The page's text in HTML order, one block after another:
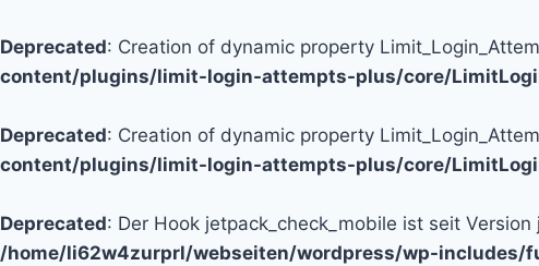
Deprecated: Creation of dynamic property
content/plugins/limit-login-attempts-plus/core/
Deprecated: Creation of dynamic property
content/plugins/limit-login-attempts-plus/core/
Deprecated: Der Hook jetpack_check_mobile ist seit
/home/li62w4zurprl/webseiten/wordpress/wp-includes/